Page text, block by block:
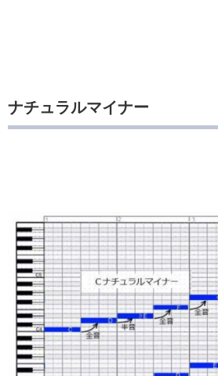
ナチュラルマイナー